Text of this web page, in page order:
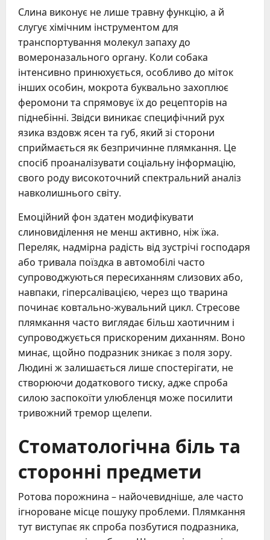
Слина виконує не лише травну функцію, а й
слугує хімічним інструментом для
транспортування молекул запаху до
вомероназального органу. Коли собака
інтенсивно принюхується, особливо до міток
інших особин, мокрота буквально захоплює
феромони та спрямовує їх до рецепторів на
піднебінні. Звідси виникає специфічний рух
язика вздовж ясен та губ, який зі сторони
сприймається як безпричинне плямкання. Це
спосіб проаналізувати соціальну інформацію,
свого роду високоточний спектральний аналіз
навколишнього світу.
Емоційний фон здатен модифікувати
слиновиділення не менш активно, ніж їжа.
Переляк, надмірна радість від зустрічі господаря
або тривала поїздка в автомобілі часто
супроводжуються пересиханням слизових або,
навпаки, гіперсалівацією, через що тварина
починає ковтально-жувальний цикл. Стресове
плямкання часто виглядає більш хаотичним і
супроводжується прискореним диханням. Воно
минає, щойно подразник зникає з поля зору.
Людині ж залишається лише спостерігати, не
створюючи додаткового тиску, адже спроба
силою заспокоїти улюбленця може посилити
тривожний тремор щелепи.
Стоматологічна біль та
сторонні предмети
Ротова порожнина – найочевидніше, але часто
ігнороване місце пошуку проблеми. Плямкання
тут виступає як спроба позбутися подразника,